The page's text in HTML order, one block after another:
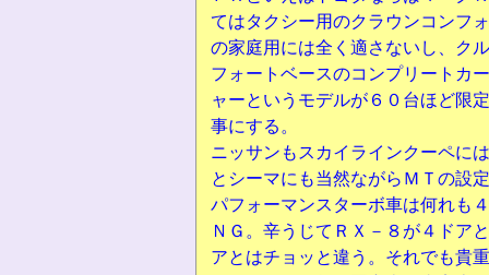
てはタクシー用のクラウンコンフ
の家庭用には全く適さないし、ク
フォートベースのコンプリートカ
ャーというモデルが６０台ほど限
事にする。
ニッサンもスカイラインクーペに
とシーマにも当然ながらＭＴの設
パフォーマンスターボ車は何れも
ＮＧ。辛うじてＲＸ－８が４ドア
アとはチョッと違う。それでも貴